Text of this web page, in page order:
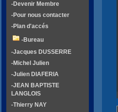
-Devenir Membre
-Pour nous contacter
-Plan d'accés
-Bureau
-Jacques DUSSERRE
-Michel Julien
-Julien DIAFERIA
-JEAN BAPTISTE
LANGLOIS
-Thierry NAY